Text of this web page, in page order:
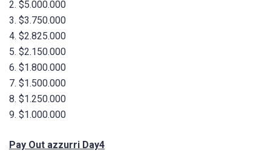
2. $5.000.000
3. $3.750.000
4. $2.825.000
5. $2.150.000
6. $1.800.000
7. $1.500.000
8. $1.250.000
9. $1.000.000
Pay Out azzurri Day4